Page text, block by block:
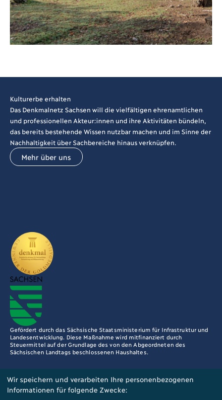
Kulturerbe erhalten
Das Denkmalnetz Sachsen will die vielfältigen ehrenamtlichen
und professionellen Akteur:innen und ihre Aktivitäten bündeln,
das bereits bestehende Wissen nutzbar machen und im Sinne der
Nachhaltigkeit über Sachbereiche hinaus verknüpfen.
Mehr über uns
Gefördert durch das Sächsische Staatsministerium für Infrastruktur und
Landesentwicklung. Diese Maßnahme wird mitfinanziert durch
Steuermittel auf der Grundlage des von den Abgeordneten des
Sächsischen Landtags beschlossenen Haushaltes.
Datenschutzerklärung
Wir speichern und verarbeiten Ihre personenbezogenen
Informationen für folgende Zwecke: